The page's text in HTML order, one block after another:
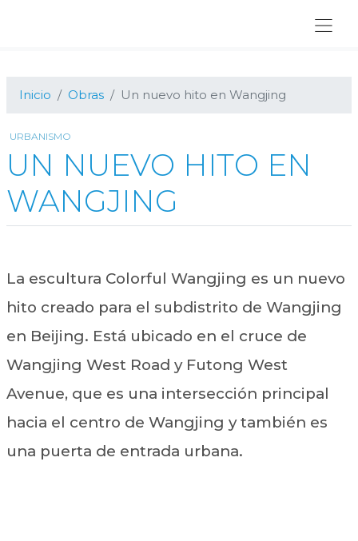
Inicio
Obras Un nuevo hito en Wangjing
URBANISMO
UN NUEVO HITO EN
WANGJING
La escultura Colorful Wangjing es un nuevo
hito creado para el subdistrito de Wangjing
en Beijing. Está ubicado en el cruce de
Wangjing West Road y Futong West
Avenue, que es una intersección principal
hacia el centro de Wangjing y también es
una puerta de entrada urbana.